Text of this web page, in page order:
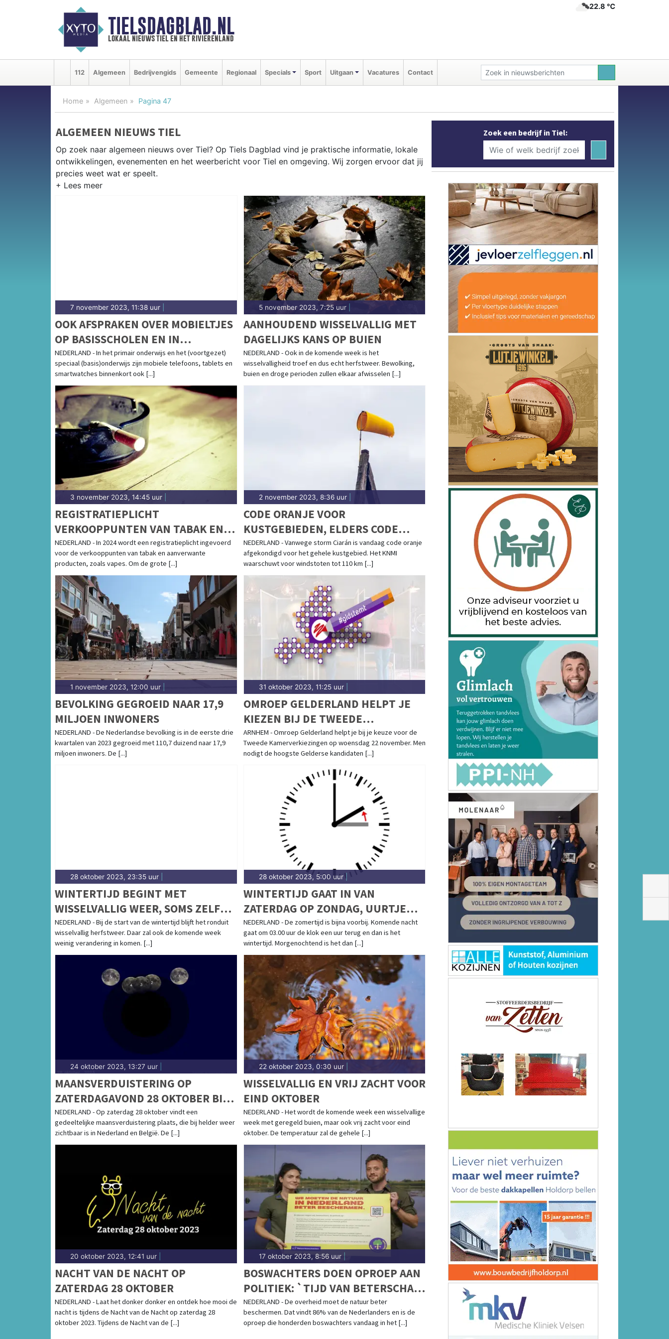
TIELSDAGBLAD.NL
lokaal nieuws tiel en het rivierenland
22.8 ℃
112 Algemeen Bedrijvengids Gemeente Regionaal Specials Sport Uitgaan Vacatures Contact
Home Algemeen Pagina 47
ALGEMEEN NIEUWS TIEL
Op zoek naar algemeen nieuws over Tiel? Op Tiels Dagblad vind je praktische informatie, lokale
ontwikkelingen, evenementen en het weerbericht voor Tiel en omgeving. Wij zorgen ervoor dat jij
precies weet wat er speelt.
Van werkzaamheden op de A15 en de Waaldijk tot evenementen als de Fruitcorso en het
weersbericht voor het Gelderse Rivierenland rondom Tiel.
7 november 2023, 11:38 uur
OOK AFSPRAKEN OVER MOBIELTJES
OP BASISSCHOLEN EN IN
GESPECIALISEERD ONDERWIJS
NEDERLAND - In het primair onderwijs en het (voortgezet)
speciaal (basis)onderwijs zijn mobiele telefoons, tablets en
smartwatches binnenkort ook [...]
5 november 2023, 7:25 uur|
AANHOUDEND WISSELVALLIG MET
DAGELIJKS KANS OP BUIEN
NEDERLAND - Ook in de komende week is het
wisselvalligheid troef en dus echt herfstweer. Bewolking,
buien en droge perioden zullen elkaar afwisselen [...]
3 november 2023, 14:45 uur
REGISTRATIEPLICHT
VERKOOPPUNTEN VAN TABAK EN
VAPES
NEDERLAND - In 2024 wordt een registratieplicht ingevoerd
voor de verkooppunten van tabak en aanverwante
producten, zoals vapes. Om de grote [...]
2 november 2023, 8:36 uur|
CODE ORANJE VOOR
KUSTGEBIEDEN, ELDERS CODE
GEEL
NEDERLAND - Vanwege storm Ciarán is vandaag code oranje
afgekondigd voor het gehele kustgebied. Het KNMI
waarschuwt voor windstoten tot 110 km [...]
1 november 2023, 12:00 uur
BEVOLKING GEGROEID NAAR 17,9
MILJOEN INWONERS
NEDERLAND - De Nederlandse bevolking is in de eerste drie
kwartalen van 2023 gegroeid met 110,7 duizend naar 17,9
miljoen inwoners. De [...]
31 oktober 2023, 11:25 uur|
OMROEP GELDERLAND HELPT JE
KIEZEN BIJ DE TWEEDE
KAMERVERKIEZINGEN
ARNHEM - Omroep Gelderland helpt je bij je keuze voor de
Tweede Kamerverkiezingen op woensdag 22 november. Men
nodigt de hoogste Gelderse kandidaten [...]
28 oktober 2023, 23:35 uur
WINTERTIJD BEGINT MET
WISSELVALLIG WEER, SOMS ZELF
ONSTUIMIG
NEDERLAND - Bij de start van de wintertijd blijft het ronduit
wisselvallig herfstweer. Daar zal ook de komende week
weinig verandering in komen. [...]
28 oktober 2023, 5:00 uur|
WINTERTIJD GAAT IN VAN
ZATERDAG OP ZONDAG, UURTJE
LANGER SLAAP
NEDERLAND - De zomertijd is bijna voorbij. Komende nacht
gaat om 03.00 uur de klok een uur terug en dan is het
wintertijd. Morgenochtend is het dan [...]
24 oktober 2023, 13:27 uur
MAANSVERDUISTERING OP
ZATERDAGAVOND 28 OKTOBER BIJ
HELDER WEER ZICHTBAAR IN
NEDERLAND EN BELGIË
NEDERLAND - Op zaterdag 28 oktober vindt een
gedeeltelijke maansverduistering plaats, die bij helder weer
zichtbaar is in Nederland en België. De [...]
22 oktober 2023, 0:30 uur|
WISSELVALLIG EN VRIJ ZACHT VOOR
EIND OKTOBER
NEDERLAND - Het wordt de komende week een wisselvallige
week met geregeld buien, maar ook vrij zacht voor eind
oktober. De temperatuur zal de gehele [...]
20 oktober 2023, 12:41 uur
NACHT VAN DE NACHT OP
ZATERDAG 28 OKTOBER
NEDERLAND - Laat het donker donker en ontdek hoe mooi de
nacht is tijdens de Nacht van de Nacht op zaterdag 28
oktober 2023. Tijdens de Nacht van de [...]
17 oktober 2023, 8:56 uur|
BOSWACHTERS DOEN OPROEP AAN
POLITIEK: `TIJD VAN BETERSCHAP
BELÓVEN IS VOORBIJ`
NEDERLAND - De overheid moet de natuur beter
beschermen. Dat vindt 86% van de Nederlanders en is de
oproep die honderden boswachters vandaag in het [...]
Zoek een bedrijf in Tiel: